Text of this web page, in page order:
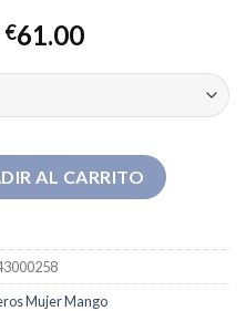
€61.00
cantidad
AL CARRITO
Mujer Mango